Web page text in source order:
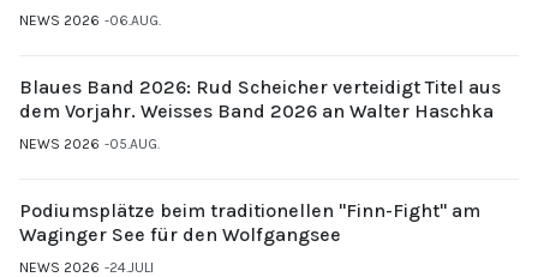
NEWS 2026 06.AUG.
Blaues Band 2026: Rud Scheicher verteidigt Titel aus
dem Vorjahr. Weisses Band 2026 an Walter Haschka
NEWS 2026 05.AUG.
Podiumsplätze beim traditionellen "Finn-Fight" am
Waginger See für den Wolfgangsee
NEWS 2026 24.JULI